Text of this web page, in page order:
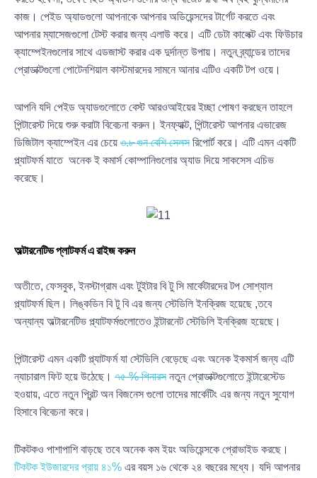
কাজ। পেইড অ্যাডগুলো আপনাকে আপনার অডিয়েন্সদের টার্গেট করতে এবং
আপনার ম্যাসেজগুলো টেস্ট করার জন্য এলাউ করে। এটি ডেটা কালেক্ট এবং ফিউচার
ক্যাম্পেইনগুলোর সাথে এডজাস্ট করার এক দুর্দান্ত উপায়। নতুন ব্র্যান্ডের তাদের
প্রোডাক্টগুলো পোটেনশিয়াল কাস্টমারদের সামনে আনার এটিও একটি টপ ওয়ে।
আপনি যদি পেইড অ্যাডগুলোতে বেস্ট আরওআইয়ের ইচ্ছা পোষণ করছেন তাহলে
পিন্টারেস্ট দিয়ে শুরু করাটা বিবেচনা করুন। ইনফ্যাক্ট, পিন্টারেস্ট আপনার এভারেজ
ডিজিটাল ক্যাম্পেইন এর চেয়ে ৩.৮ গুন বেশি সেলস রিপোর্ট করে। এটি এমন একটি
প্ল্যাটফর্ম যাতে অনেক ই কমার্স কোম্পানিগুলোর অ্যাড দিয়ে সাকসেস এচিভ
করেছে।
অল্টারনেটিভ প্লাটফর্ম এ রাইজ করুন
অতীতে, ফেসবুক, ইনস্টাগ্রাম এবং টুইটার বি টু সি মার্কেটারদের টপ সোশ্যাল
প্ল্যাটফর্ম ছিল। লিঙ্কডিন বি টু বি এর জন্য স্টেডিলি ইনক্রিজ হয়েছে ,তবে
অন্যান্য অল্টারনেটিভ প্ল্যাটফর্মগুলোতেও ইন্টারনেট স্টেডিলি ইনক্রিজ হয়েছে।
পিন্টারেস্ট এমন একটি প্ল্যাটফর্ম যা স্টেডিলি বেড়েছে এবং অনেক ইকমার্স জন্য এটি
ন্যাচারাল ফিট হয়ে উঠেছে। ৭৫ % পিনারস নতুন প্রোডাক্টগুলোতে ইন্টারেস্টেড
হওয়ায়, এতে নতুন প্রিন্ট অন বিজনেস গুলো তাদের মার্কেটিং এর জন্য নতুন সুযোগ
হিসাবে বিবেচনা করে।
টিকটকও পাশাপাশি বাড়ছে তবে অনেক কম ইয়ং অডিয়েন্সকে প্রোভাইড করছে।
টিকটক ইউজারদের প্রায় ৪১% এর বয়স ১৬ থেকে ২৪ বছরের মধ্যে। যদি আপনার